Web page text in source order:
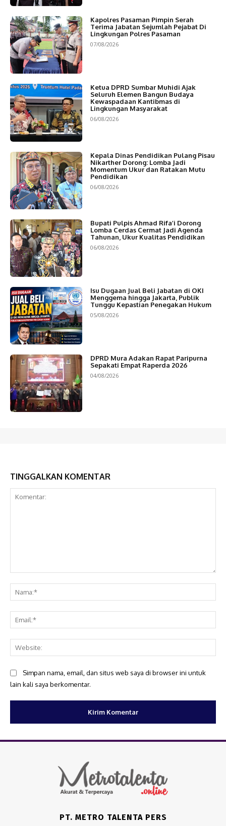
Kapolres Pasaman Pimpin Serah
Terima Jabatan Sejumlah Pejabat Di
Lingkungan Polres Pasaman
07/08/2026
Ketua DPRD Sumbar Muhidi Ajak
Seluruh Elemen Bangun Budaya
Kewaspadaan Kantibmas di
Lingkungan Masyarakat
06/08/2026
Kepala Dinas Pendidikan Pulang Pisau
Nikarther Dorong: Lomba Jadi
Momentum Ukur dan Ratakan Mutu
Pendidikan
06/08/2026
Bupati Pulpis Ahmad Rifa’i Dorong
Lomba Cerdas Cermat Jadi Agenda
Tahunan, Ukur Kualitas Pendidikan
06/08/2026
Isu Dugaan Jual Beli Jabatan di OKI
Menggema hingga Jakarta, Publik
Tunggu Kepastian Penegakan Hukum
05/08/2026
DPRD Mura Adakan Rapat Paripurna
Sepakati Empat Raperda 2026
04/08/2026
TINGGALKAN KOMENTAR
Simpan nama, email, dan situs web saya di browser ini untuk
lain kali saya berkomentar.
PT. METRO TALENTA PERS